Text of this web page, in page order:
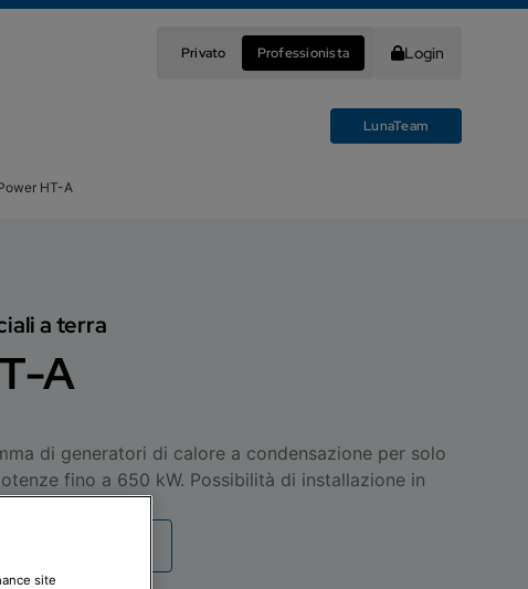
Privato Professionista Login
LunaTeam
HT-A
a terra
A
di generatori di calore a condensazione per solo
fino a 650 kW. Possibilità di installazione in
site